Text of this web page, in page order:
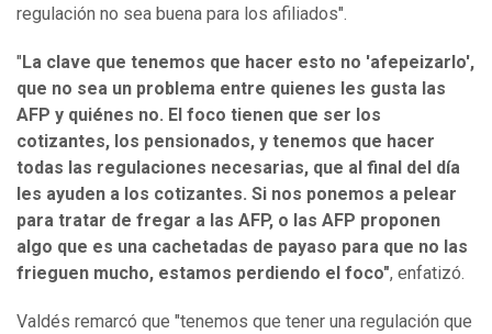
regulación no sea buena para los afiliados".
" La clave que tenemos que hacer esto no 'afepeizarlo',
que no sea un problema entre quienes les gusta las
AFP y quiénes no. El foco tienen que ser los
cotizantes, los pensionados, y tenemos que hacer
todas las regulaciones necesarias, que al final del día
les ayuden a los cotizantes. Si nos ponemos a pelear
para tratar de fregar a las AFP, o las AFP proponen
algo que es una cachetadas de payaso para que no las
frieguen mucho, estamos perdiendo el foco", enfatizó.
Valdés remarcó que "tenemos que tener una regulación que